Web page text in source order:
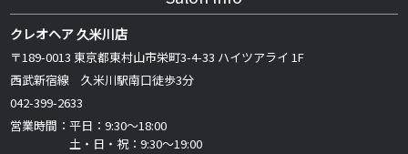
クレオヘア 久米川店
〒189-0013 東京都東村山市栄町3-4-33 ハイツアライ 1F
西武新宿線 久米川駅南口徒歩3分
042-399-2633
営業時間：平日：9:30～18:00
土・日・祝：9:30～19:00